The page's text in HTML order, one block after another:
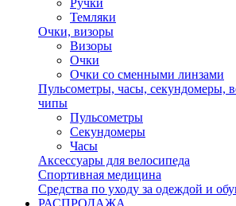
Ручки
Темляки
Очки, визоры
Визоры
Очки
Очки со сменными линзами
Пульсометры, часы, секундомеры,
чипы
Пульсометры
Секундомеры
Часы
Аксессуары для велосипеда
Спортивная медицина
Средства по уходу за одеждой и
РАСПРОДАЖА